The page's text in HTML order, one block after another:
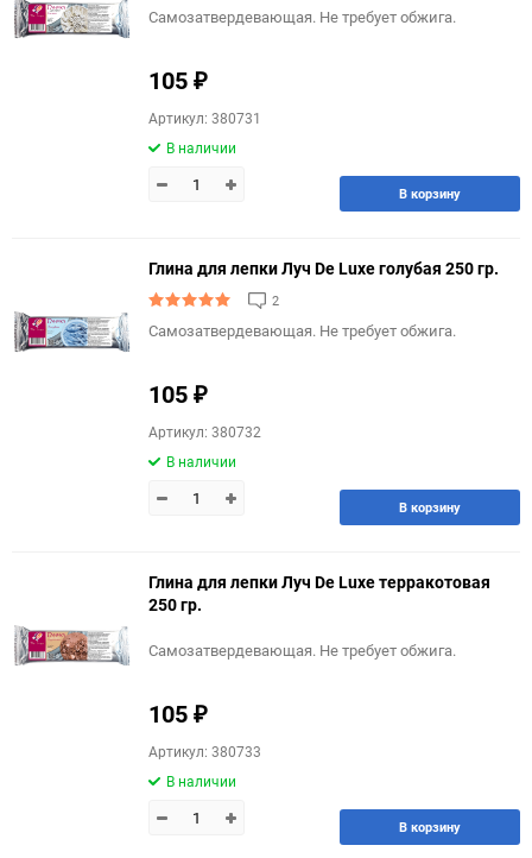
60
Самозатвердевающая. Не требует обжига.
105 ₽
Артикул: 380731
В наличии
В корзину
Глина для лепки Луч De Luxe голубая 250 гр.
2
Самозатвердевающая. Не требует обжига.
105 ₽
Артикул: 380732
В наличии
В корзину
Глина для лепки Луч De Luxe терракотовая
250 гр.
Самозатвердевающая. Не требует обжига.
105 ₽
Артикул: 380733
В наличии
В корзину